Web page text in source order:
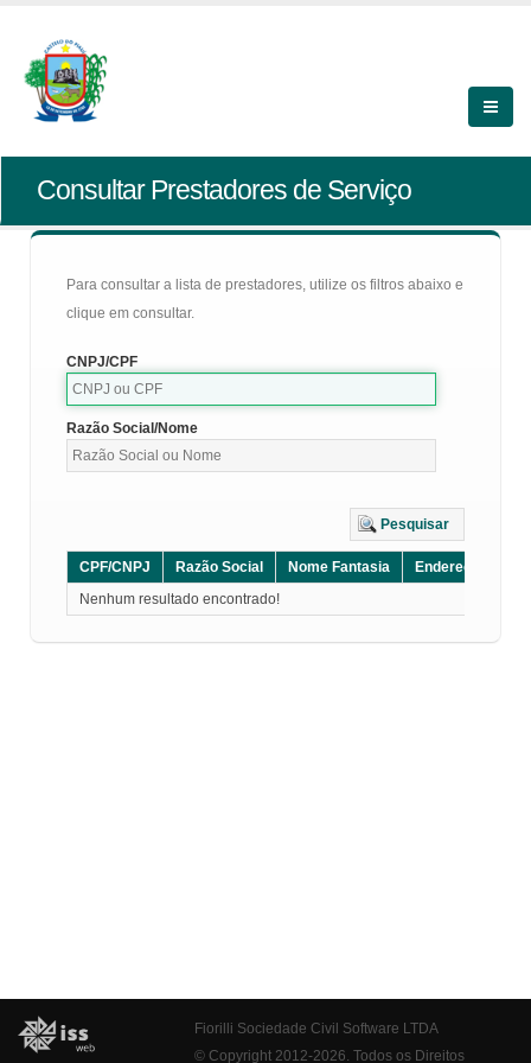
Consultar Prestadores de Serviço
Para consultar a lista de prestadores, utilize os filtros abaixo e
clique em consultar.
CNPJ/CPF
Razão Social/Nome
Pesquisar
CPF/CNPJ Razão Social Nome Fantasia Endereço
Nenhum resultado encontrado!
Fiorilli Sociedade Civil Software LTDA
© Copyright 2012-2026. Todos os Direitos